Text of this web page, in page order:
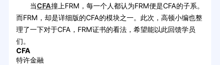
当CFA撞上FRM，每一个人都认为FRM便是CFA的子系。
而FRM，却是详细版的CFA的模块之一。此次，高顿小编也整
理了一下对于CFA，FRM证书的看法，希望能以此回馈学员
们。
CFA
特许金融